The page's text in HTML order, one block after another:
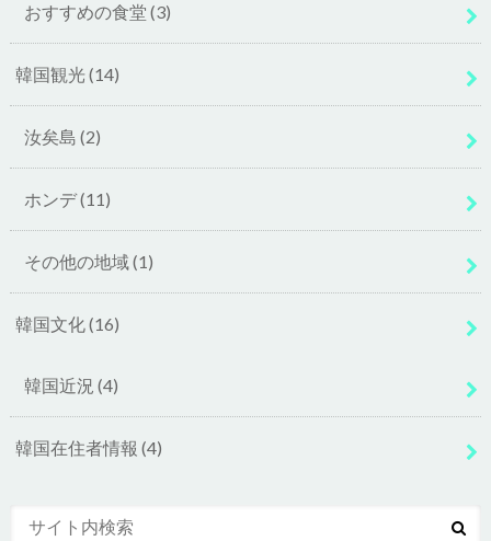
おすすめの食堂 (3)
韓国観光(14)
汝矣島 (2)
ホンデ(11)
その他の地域(1)
韓国文化(16)
韓国近況 (4)
韓国在住者情報 (4)